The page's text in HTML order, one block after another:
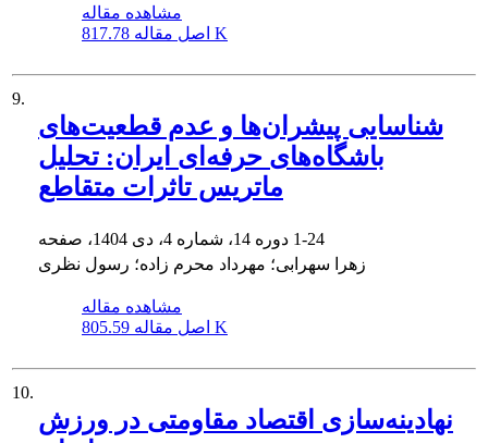
مشاهده مقاله
اصل مقاله 817.78 K
9.
شناسایی پیشران‌ها و عدم قطعیت‌های
باشگاه‌های حرفه‌ای ایران: تحلیل
ماتریس تاثرات متقاطع
1-24
زهرا سهرابی؛ مهرداد محرم زاده؛ رسول نظری
مشاهده مقاله
اصل مقاله 805.59 K
10.
نهادینه‌سازی اقتصاد مقاومتی در ورزش